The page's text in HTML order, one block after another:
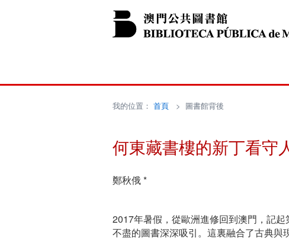
我的位置： 首頁> 圖書館背後
何東藏書樓的新丁看守
鄭秋俄 *
2017年暑假，從歐洲進修回到澳門，記
不盡的圖書深深吸引。這裏融合了古典與